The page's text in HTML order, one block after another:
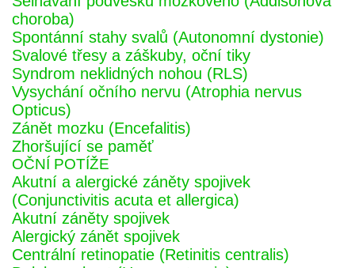
choroba)
Spontánní stahy svalů (Autonomní dystonie)
Svalové třesy a záškuby, oční tiky
Syndrom neklidných nohou (RLS)
Vysychání očního nervu (Atrophia nervus
Opticus)
Zánět mozku (Encefalitis)
Zhoršující se paměť
OČNÍ POTÍŽE
Akutní a alergické záněty spojivek
(Conjunctivitis acuta et allergica)
Akutní záněty spojivek
Alergický zánět spojivek
Centrální retinopatie (Retinitis centralis)